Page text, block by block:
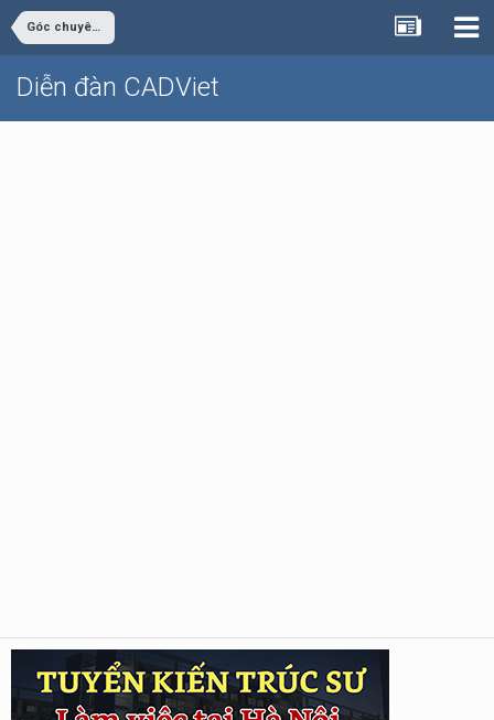
Góc chuyên ngành
Diễn đàn CADViet